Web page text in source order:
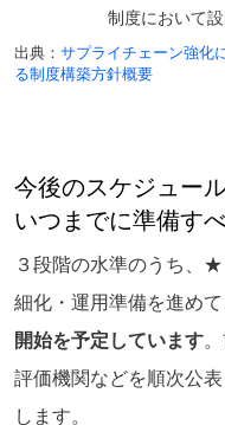
制度において
出典： サプライチェーン強化
る制度構築方針概要
今後のスケジュー
いつまでに準備す
３段階の水準のうち、
細化・運用準備を進めて
開始を予定しています
評価機関などを順次公
します。